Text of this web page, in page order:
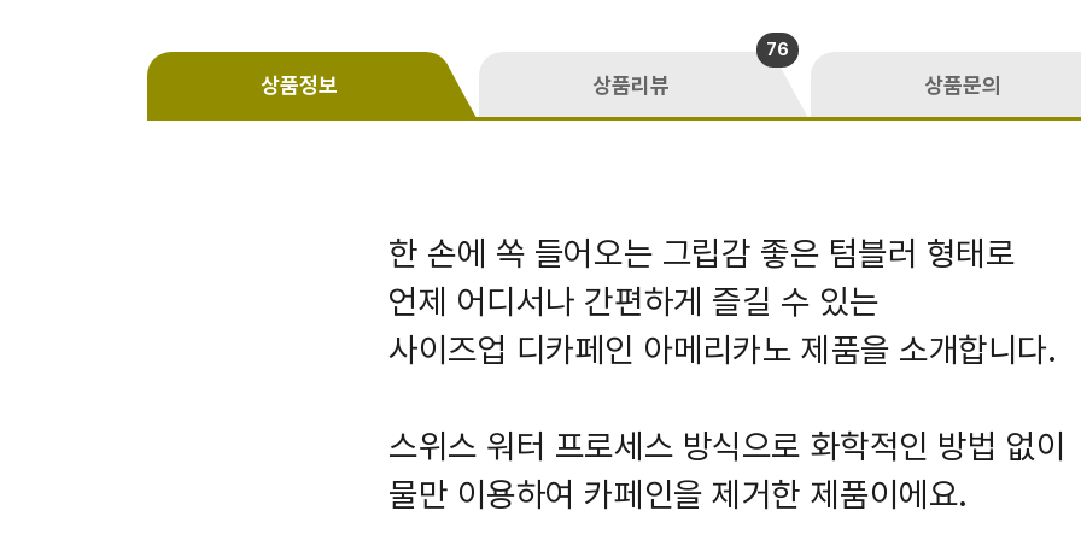
상품정보 상품리뷰
76
상품문의
한 손에 쏙 들어오는 그립감 좋은 텀블러 형태로
언제 어디서나 간편하게 즐길 수 있는
사이즈업 디카페인 아메리카노 제품을 소개합니다.
스위스 워터 프로세스 방식으로 화학적인 방법 없이
물만 이용하여 카페인을 제거한 제품이에요.